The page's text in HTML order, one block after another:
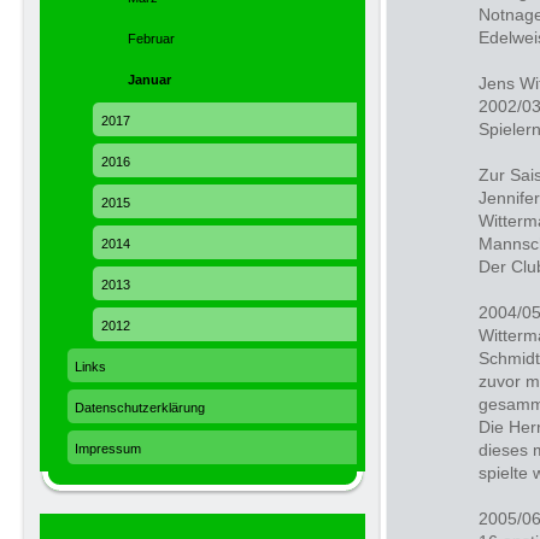
Jens
2002/
Zur
Der
2004/
zuvor
Die
dieses
spielte
2005/
Februar
Januar
2017
2016
2015
2014
2013
2012
Links
Datenschutzerklärung
Impressum